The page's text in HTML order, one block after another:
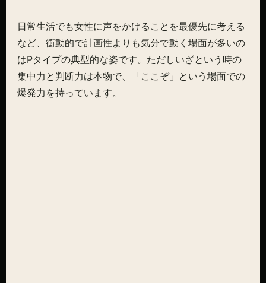
日常生活でも女性に声をかけることを最優先に考える
など、衝動的で計画性よりも気分で動く場面が多いの
はPタイプの典型的な姿です。ただしいざという時の
集中力と判断力は本物で、「ここぞ」という場面での
爆発力を持っています。